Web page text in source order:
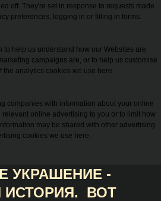
off. They're set in response to requests made
preferences, logging in or filling in forms.
to help us understand how our Websites are
campaigns are, or to help us customise
the analytics cookies we use here.
companies with information about your online
online advertising to you or to limit how
may be shared with other advertising
cookies we use here.
УКРАШЕНИЕ -
ИСТОРИЯ. ВОТ